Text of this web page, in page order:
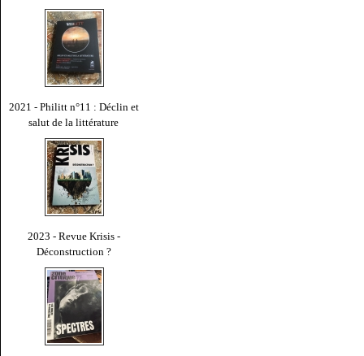
2021 - Philitt n°11 : Déclin et
salut de la littérature
2023 - Revue Krisis -
Déconstruction ?